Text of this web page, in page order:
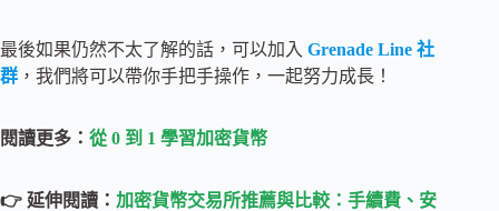
最後如果仍然不太了解的話，可以加入 Grenade Line 社
群 ，我們將可以帶你手把手操作，一起努力成長！
閱讀更多： 從 0 到 1 學習加密貨幣
👉 延伸閱讀： 加密貨幣交易所推薦與比較：手續費、安